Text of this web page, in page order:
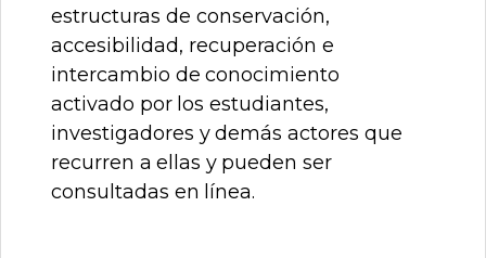
estructuras de conservación,
accesibilidad, recuperación e
intercambio de conocimiento
activado por los estudiantes,
investigadores y demás actores que
recurren a ellas y pueden ser
consultadas en línea.